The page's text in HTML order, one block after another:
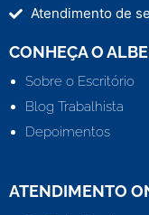
Atendimento de
CONHEÇA O
Sobre o Escritório
Blog Trabalhista
Depoimentos
ATENDIMENTO